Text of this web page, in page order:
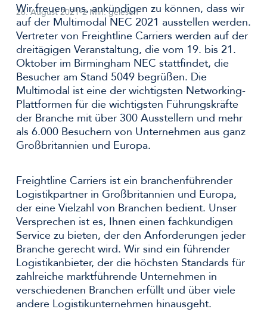
26. August 2021-2 Min. gelesen
Wir freuen uns, ankündigen zu können, dass wir
auf der Multimodal NEC 2021 ausstellen werden.
Vertreter von Freightline Carriers werden auf der
dreitägigen Veranstaltung, die vom 19. bis 21.
Oktober im Birmingham NEC stattfindet, die
Besucher am Stand 5049 begrüßen. Die
Multimodal ist eine der wichtigsten Networking-
Plattformen für die wichtigsten Führungskräfte
der Branche mit über 300 Ausstellern und mehr
als 6.000 Besuchern von Unternehmen aus ganz
Großbritannien und Europa.
Freightline Carriers ist ein branchenführender
Logistikpartner in Großbritannien und Europa,
der eine Vielzahl von Branchen bedient. Unser
Versprechen ist es, Ihnen einen fachkundigen
Service zu bieten, der den Anforderungen jeder
Branche gerecht wird. Wir sind ein führender
Logistikanbieter, der die höchsten Standards für
zahlreiche marktführende Unternehmen in
verschiedenen Branchen erfüllt und über viele
andere Logistikunternehmen hinausgeht.